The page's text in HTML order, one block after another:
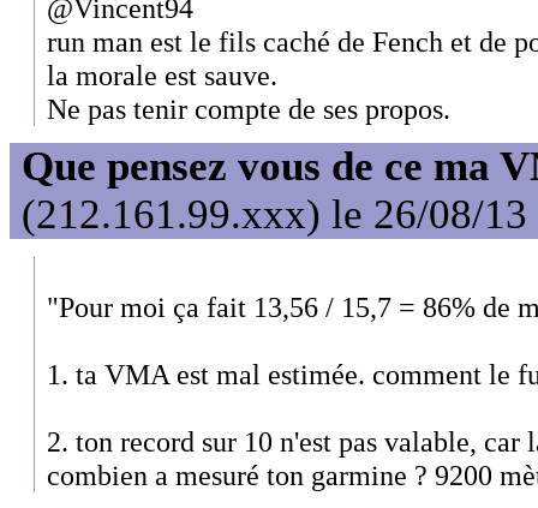
@Vincent94
run man est le fils caché de Fench et de
la morale est sauve.
Ne pas tenir compte de ses propos.
Que pensez vous de ce ma
(212.161.99.xxx) le 26/08/13
"Pour moi ça fait 13,56 / 15,7 = 86% de
1. ta VMA est mal estimée. comment le
2. ton record sur 10 n'est pas valable, car
combien a mesuré ton garmine ? 9200